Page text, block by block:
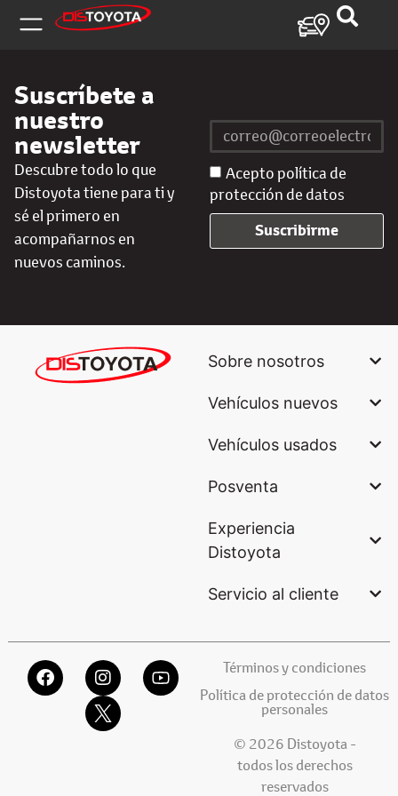
Suscríbete a
nuestro
newsletter
Descubre todo lo que
Distoyota tiene para ti y
sé el primero en
acompañarnos en
nuevos caminos.
Acepto política de
protección de datos
Suscribirme
Sobre nosotros
Vehículos nuevos
Vehículos usados
Posventa
Experiencia
Distoyota
Servicio al cliente
Términos y condiciones
Política de protección de datos
personales
© 2026 Distoyota -
todos los derechos
reservados